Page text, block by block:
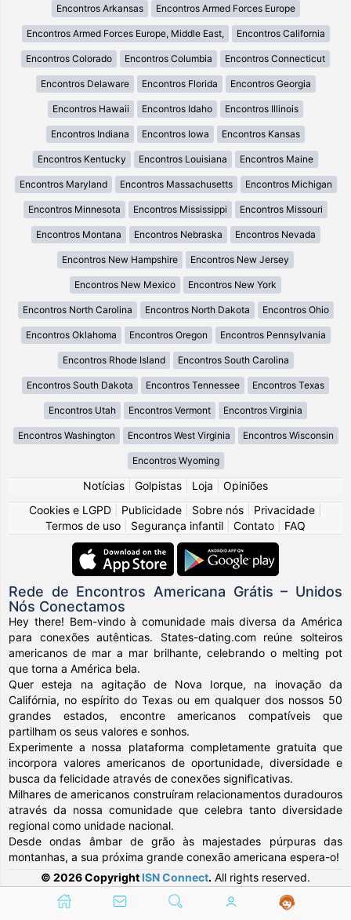
Encontros Arkansas Encontros Armed Forces Europe
Encontros Armed Forces Europe, Middle East, Encontros California
Encontros Colorado Encontros Columbia Encontros Connecticut
Encontros Delaware Encontros Florida Encontros Georgia
Encontros Hawaii Encontros Idaho Encontros Illinois
Encontros Indiana Encontros Iowa Encontros Kansas
Encontros Kentucky Encontros Louisiana Encontros Maine
Encontros Maryland Encontros Massachusetts Encontros Michigan
Encontros Minnesota Encontros Mississippi Encontros Missouri
Encontros Montana Encontros Nebraska Encontros Nevada
Encontros New Hampshire Encontros New Jersey
Encontros New Mexico Encontros New York
Encontros North Carolina Encontros North Dakota Encontros Ohio
Encontros Oklahoma Encontros Oregon Encontros Pennsylvania
Encontros Rhode Island Encontros South Carolina
Encontros South Dakota Encontros Tennessee Encontros Texas
Encontros Utah Encontros Vermont Encontros Virginia
Encontros Washington Encontros West Virginia Encontros Wisconsin
Encontros Wyoming
Notícias Golpistas Loja
Opiniões
Cookies e LGPD
Publicidade Sobre nós Privacidade
Termos de uso
Segurança infantil Contato FAQ
Rede de Encontros Americana Grátis – Unidos
Nós Conectamos
Hey there! Bem-vindo à comunidade mais diversa da América
para conexões autênticas. States-dating.com reúne solteiros
americanos de mar a mar brilhante, celebrando o melting pot
que torna a América bela.
Quer esteja na agitação de Nova Iorque, na inovação da
Califórnia, no espírito do Texas ou em qualquer dos nossos 50
grandes estados, encontre americanos compatíveis que
partilham os seus valores e sonhos.
Experimente a nossa plataforma completamente gratuita que
incorpora valores americanos de oportunidade, diversidade e
busca da felicidade através de conexões significativas.
Milhares de americanos construíram relacionamentos duradouros
através da nossa comunidade que celebra tanto diversidade
regional como unidade nacional.
Desde ondas âmbar de grão às majestades púrpuras das
montanhas, a sua próxima grande conexão americana espera-o!
© 2026 Copyright ISN Connect. All rights reserved.